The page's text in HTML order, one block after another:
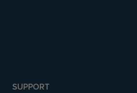
SUPPORT